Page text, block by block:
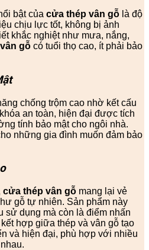
bật của cửa thép vân gỗ là độ
chịu lực tốt, không bị ảnh
khắc nghiệt như mưa, nắng,
gỗ có tuổi thọ cao, ít phải bảo
chống trộm cao nhờ kết cấu
an toàn, hiện đại được tích
tính bảo mật cho ngôi nhà.
những gia đình muốn đảm bảo
cửa thép vân gỗ mang lại vẻ
gỗ tự nhiên. Sản phẩm này
sử dụng mà còn là điểm nhấn
hợp giữa thép và vân gỗ tạo
và hiện đại, phù hợp với nhiều